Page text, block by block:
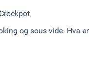
og sous vide. Hva er